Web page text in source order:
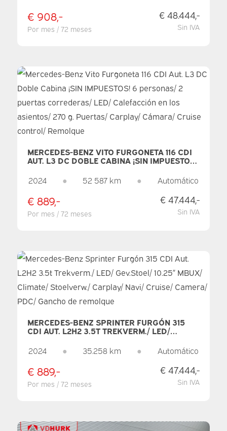
€ 908,-
Por mes / 72 meses
€ 48.444,-
Sin IVA
MERCEDES-BENZ VITO FURGONETA 116 CDI
AUT. L3 DC DOBLE CABINA ¡SIN IMPUESTOS!
6 PERSONAS/ 2 PUERTAS CORREDERAS/
LED/ CALEFACCIÓN EN LOS ASIENTOS/ 270
G. PUERTAS/ CARPLAY/ CÁMARA/ CRUISE
2024 ● 52 587 km ● Automático
€ 889,-
Por mes / 72 meses
€ 47.444,-
Sin IVA
MERCEDES-BENZ SPRINTER FURGÓN 315
CDI AUT. L2H2 3.5T TREKVERM./ LED/
GEV.STOEL/ 10.25” MBUX/ CLIMATE/
STOELVERW./ CARPLAY/ NAVI/ CRUISE/
CAMERA/ PDC/ GANCHO DE REMOLQUE
2024 ● 35.258 km ● Automático
€ 889,-
Por mes / 72 meses
€ 47.444,-
Sin IVA